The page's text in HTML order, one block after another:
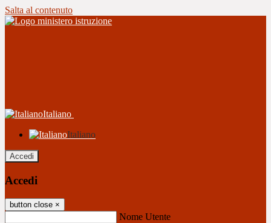
Salta al contenuto
Italiano
Italiano
Accedi
Accedi
button close ×
Nome Utente